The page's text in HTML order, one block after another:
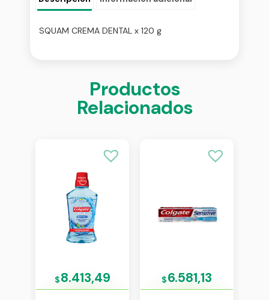
SQUAM CREMA DENTAL x 120 g
Productos
Relacionados
$8.413,49 $6.581,13